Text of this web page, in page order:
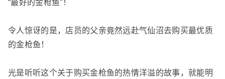
“最好的金枪鱼”！
令人惊讶的是，店员的父亲竟然远赴气仙沼去购买最优质
的金枪鱼！
光是听听这个关于购买金枪鱼的热情洋溢的故事，就能明